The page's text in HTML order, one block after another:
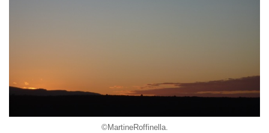
©MartineRoffinella.